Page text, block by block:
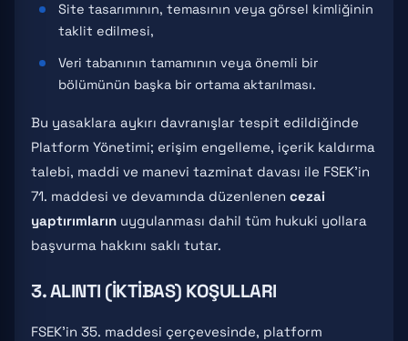
Site tasarımının, temasının veya görsel kimliğinin
taklit edilmesi,
Veri tabanının tamamının veya önemli bir
bölümünün başka bir ortama aktarılması.
Bu yasaklara aykırı davranışlar tespit edildiğinde
Platform Yönetimi; erişim engelleme, içerik kaldırma
talebi, maddi ve manevi tazminat davası ile FSEK'in
71. maddesi ve devamında düzenlenen cezai
yaptırımların uygulanması dahil tüm hukuki yollara
başvurma hakkını saklı tutar.
3. ALINTI (İKTIBAS) KOŞULLARI
FSEK'in 35. maddesi çerçevesinde, platform